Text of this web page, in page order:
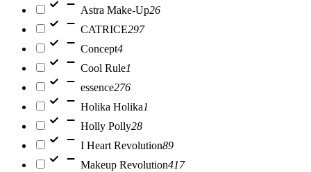
Astra Make-Up26
CATRICE297
Concept4
Cool Rule1
essence276
Holika Holika1
Holly Polly28
I Heart Revolution89
Makeup Revolution417